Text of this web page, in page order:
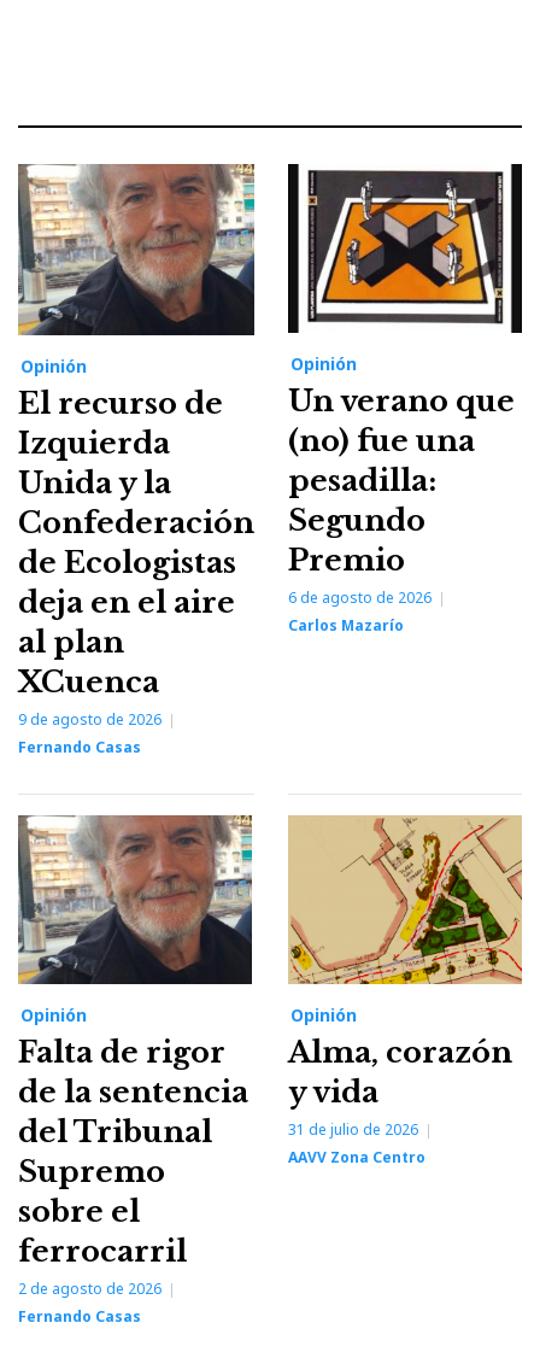
Opinión
El recurso de
Izquierda
Unida y la
Confederación
de Ecologistas
deja en el aire
al plan
XCuenca
9 de agosto de 2026
Fernando Casas
Opinión
Un verano que
(no) fue una
pesadilla:
Segundo
Premio
6 de agosto de 2026
Carlos Mazarío
Opinión
Falta de rigor
de la sentencia
del Tribunal
Supremo
sobre el
ferrocarril
2 de agosto de 2026
Fernando Casas
Opinión
Alma, corazón
y vida
31 de julio de 2026
AAVV Zona Centro